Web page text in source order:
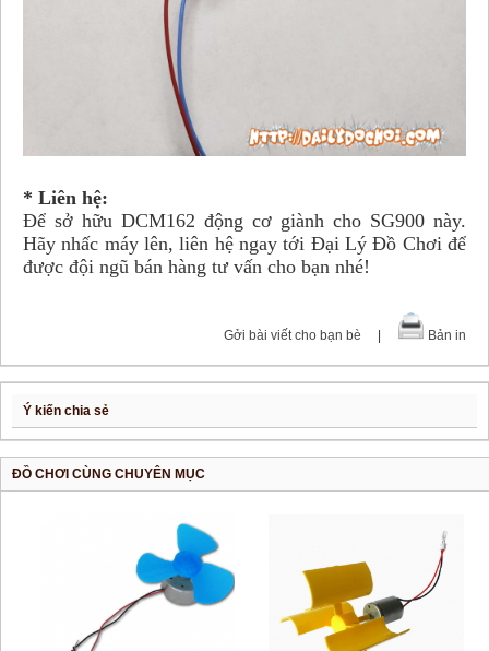
* Liên hệ:
Để sở hữu DCM162 động cơ giành cho SG900 này.
Hãy nhấc máy lên, liên hệ ngay tới Đại Lý Đồ Chơi để
được đội ngũ bán hàng tư vấn cho bạn nhé!
Gởi bài viết cho bạn bè | Bản in
Ý kiến chia sẻ
ĐỒ CHƠI CÙNG CHUYÊN MỤC